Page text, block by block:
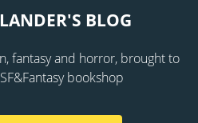
BLOG
fantasy and horror, brought to
bookshop